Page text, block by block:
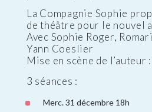
La Compagnie Sophie
de théâtre pour le nouvel
Avec Sophie Roger,
Yann Coeslier
Mise en scène de
3 séances :
Merc. 31 décembre 18h